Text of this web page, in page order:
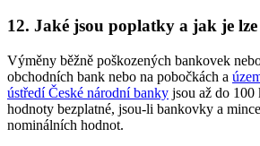
12. Jaké jsou poplatky a jak je
Výměny běžně poškozených bankovek
obchodních bank nebo na pobočkách a
ústředí České národní banky jsou až do 100
hodnoty bezplatné, jsou-li bankovky a
nominálních hodnot.